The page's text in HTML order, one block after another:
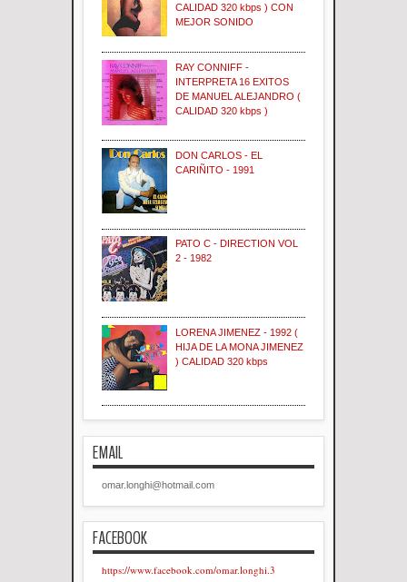
CALIDAD 320 kbps ) CON
MEJOR SONIDO
RAY CONNIFF -
INTERPRETA 16 EXITOS
DE MANUEL ALEJANDRO (
CALIDAD 320 kbps )
DON CARLOS - EL
CARIÑITO - 1991
PATO C - DIRECTION VOL
2 - 1982
LORENA JIMENEZ - 1992 (
HIJA DE LA MONA JIMENEZ
) CALIDAD 320 kbps
EMAIL
omar.longhi@hotmail.com
FACEBOOK
https://www.facebook.com/omar.longhi.3